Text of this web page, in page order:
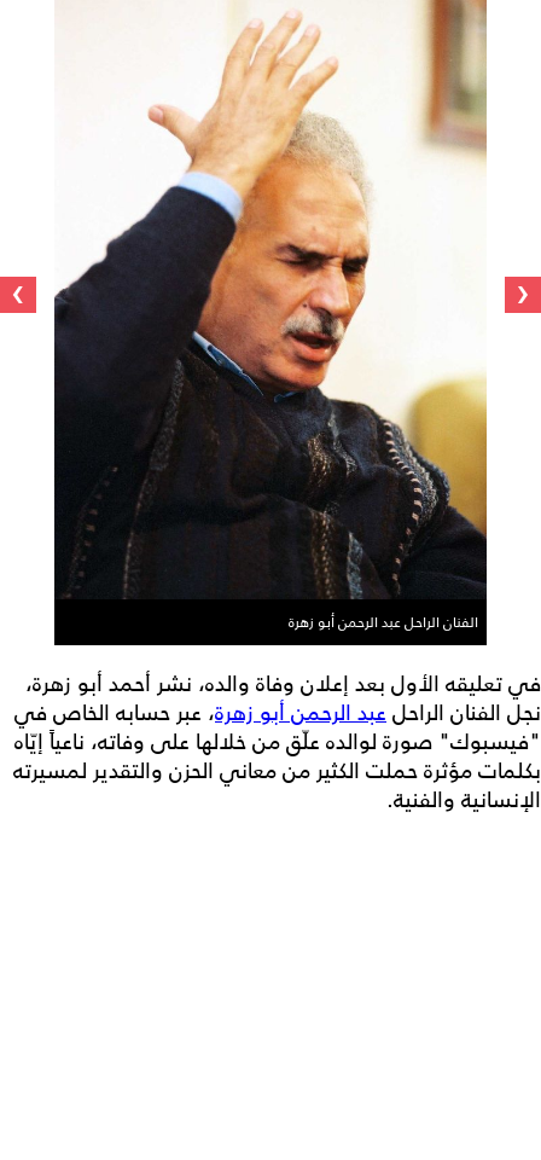
الفنان الراحل عبد الرحمن أبو زهرة
‹
›
في تعليقه الأول بعد إعلان وفاة والده، نشر أحمد أبو زهرة،
نجل الفنان الراحلعبد الرحمن أبو زهرة، عبر حسابه الخاص في
"فيسبوك" صورة لوالده علّق من خلالها على وفاته، ناعياً إيّاه
بكلمات مؤثرة حملت الكثير من معاني الحزن والتقدير لمسيرته
الإنسانية والفنية.